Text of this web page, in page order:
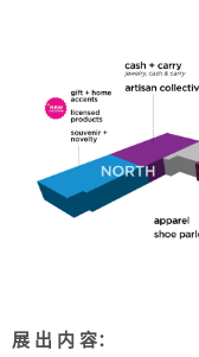
展 出 内 容：